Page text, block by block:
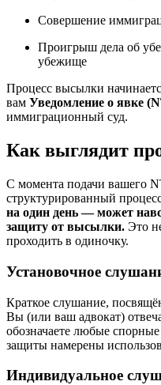
Совершение
Проигрыш дела об
убежище
Процесс высылки
вам Уведомление о явке
иммиграционный суд.
Как выглядит
С момента подачи вашего
структурированный
на один день — может
защиту от высылки. Это
проходить в одиночку.
Установочное
Краткое слушание,
Вы (или ваш адвокат)
обозначаете любые спорные
защиты намерены
Индивидуальное